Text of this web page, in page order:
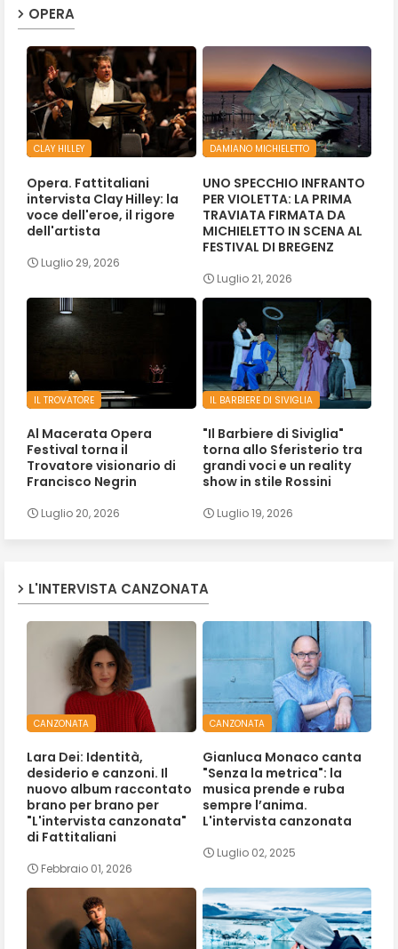
OPERA
CLAY HILLEY
Opera. Fattitaliani
intervista Clay Hilley: la
voce dell'eroe, il rigore
dell'artista
Luglio 29, 2026
DAMIANO MICHIELETTO
UNO SPECCHIO INFRANTO
PER VIOLETTA: LA PRIMA
TRAVIATA FIRMATA DA
MICHIELETTO IN SCENA AL
FESTIVAL DI BREGENZ
Luglio 21, 2026
IL TROVATORE
Al Macerata Opera
Festival torna il
Trovatore visionario di
Francisco Negrin
Luglio 20, 2026
IL BARBIERE DI SIVIGLIA
"Il Barbiere di Siviglia"
torna allo Sferisterio tra
grandi voci e un reality
show in stile Rossini
Luglio 19, 2026
L'INTERVISTA CANZONATA
CANZONATA
Lara Dei: Identità,
desiderio e canzoni. Il
nuovo album raccontato
brano per brano per
"L'intervista canzonata"
di Fattitaliani
Febbraio 01, 2026
CANZONATA
Gianluca Monaco canta
"Senza la metrica": la
musica prende e ruba
sempre l’anima.
L'intervista canzonata
Luglio 02, 2025